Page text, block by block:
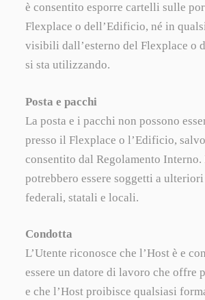
è consentito esporre cartelli sulle
Flexplace o dell’Edificio, né in
visibili dall’esterno del Flexplace o
si sta utilizzando.
Posta e pacchi
La posta e i pacchi non possono
presso il Flexplace o l’Edificio,
consentito dal Regolamento
potrebbero essere soggetti a
federali, statali e locali.
Condotta
L’Utente riconosce che l’Host è e
essere un datore di lavoro che offre
e che l’Host proibisce qualsiasi